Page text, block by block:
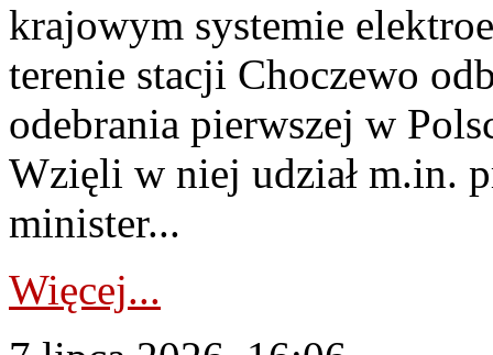
krajowym systemie
terenie stacji Choczewo
odebrania pierwszej w
Wzięli w niej udział m.in.
minister...
Więcej...